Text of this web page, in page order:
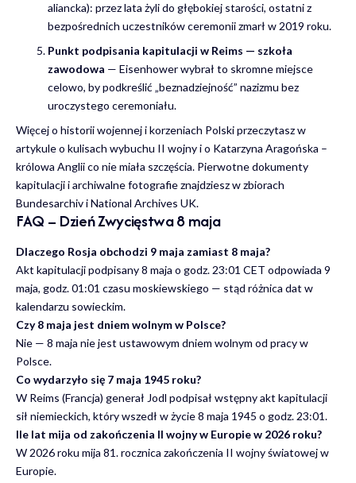
aliancka): przez lata żyli do głębokiej starości, ostatni z
bezpośrednich uczestników ceremonii zmarł w 2019 roku.
Punkt podpisania kapitulacji w Reims — szkoła
zawodowa — Eisenhower wybrał to skromne miejsce
celowo, by podkreślić „beznadziejność” nazizmu bez
uroczystego ceremoniału.
Więcej o historii wojennej i korzeniach Polski przeczytasz w
artykule o kulisach wybuchu II wojnyi o Katarzyna Aragońska –
królowa Anglii co nie miała szczęścia. Pierwotne dokumenty
kapitulacji i archiwalne fotografie znajdziesz w zbiorach
BundesarchiviNational Archives UK.
FAQ – Dzień Zwycięstwa 8 maja
Dlaczego Rosja obchodzi 9 maja zamiast 8 maja?
Akt kapitulacji podpisany 8 maja o godz. 23:01 CET odpowiada 9
maja, godz. 01:01 czasu moskiewskiego — stąd różnica dat w
kalendarzu sowieckim.
Czy 8 maja jest dniem wolnym w Polsce?
Nie — 8 maja nie jest ustawowym dniem wolnym od pracy w
Polsce.
Co wydarzyło się 7 maja 1945 roku?
W Reims (Francja) generał Jodl podpisał wstępny akt kapitulacji
sił niemieckich, który wszedł w życie 8 maja 1945 o godz. 23:01.
Ile lat mija od zakończenia II wojny w Europie w 2026 roku?
W 2026 roku mija 81. rocznica zakończenia II wojny światowej w
Europie.